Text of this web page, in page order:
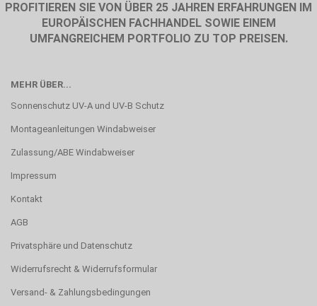
PROFITIEREN SIE VON ÜBER 25 JAHREN ERFAHRUNGEN IM
EUROPÄISCHEN FACHHANDEL SOWIE EINEM
UMFANGREICHEM PORTFOLIO ZU TOP PREISEN.
MEHR ÜBER...
Sonnenschutz UV-A und UV-B Schutz
Montageanleitungen Windabweiser
Zulassung/ABE Windabweiser
Impressum
Kontakt
AGB
Privatsphäre und Datenschutz
Widerrufsrecht & Widerrufsformular
Versand- & Zahlungsbedingungen